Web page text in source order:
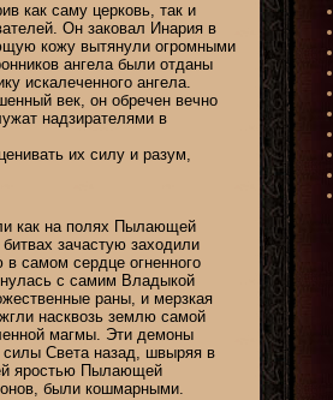
как саму церковь, так и
Он заковал Инария в
кожу вытянули огромными
ангела были отданы
искалеченного ангела.
век, он обречен вечно
надзирателями в
их силу и разум,
как на полях Пылающей
зачастую заходили
самом сердце огненного
с самим Владыкой
раны, и мерзкая
насквозь землю самой
магмы. Эти демоны
Света назад, швыряя в
яростью Пылающей
были кошмарными.